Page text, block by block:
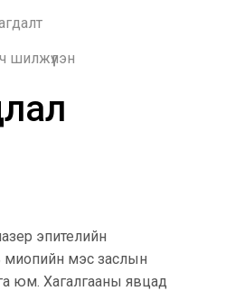
шилжүүлэн
эпителийн
миопийн мэс заслын
юм. Хагалгааны явцад